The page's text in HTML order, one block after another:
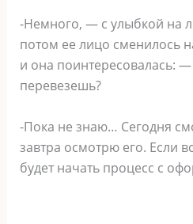
-Немного, — с улыбкой на
потом ее лицо сменилось
и она поинтересовалась: —
перевезешь?
-Пока не знаю… Сегодня
завтра осмотрю его. Если
будет начать процесс с